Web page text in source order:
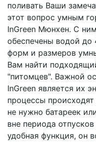
поливать Ваши
этот вопрос умным
InGreen Мюнхен. С
обеспечены водой до
форм и размеров
Вам найти
"питомцев". Важной
InGreen является их
процессы
не нужно батареек
вне периода
удобная функция, он